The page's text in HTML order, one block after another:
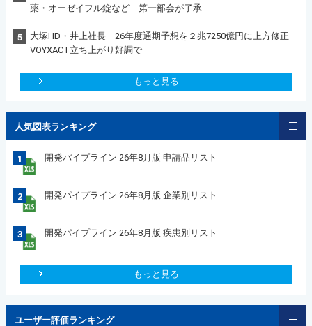
薬・オーゼイフル錠など 第一部会が了承
5
大塚HD・井上社長 26年度通期予想を２兆7250億円に上方修正
VOYXACT立ち上がり好調で
もっと見る
人気図表ランキング
1 開発パイプライン 26年8月版 申請品リスト
2 開発パイプライン 26年8月版 企業別リスト
3 開発パイプライン 26年8月版 疾患別リスト
もっと見る
ユーザー評価ランキング